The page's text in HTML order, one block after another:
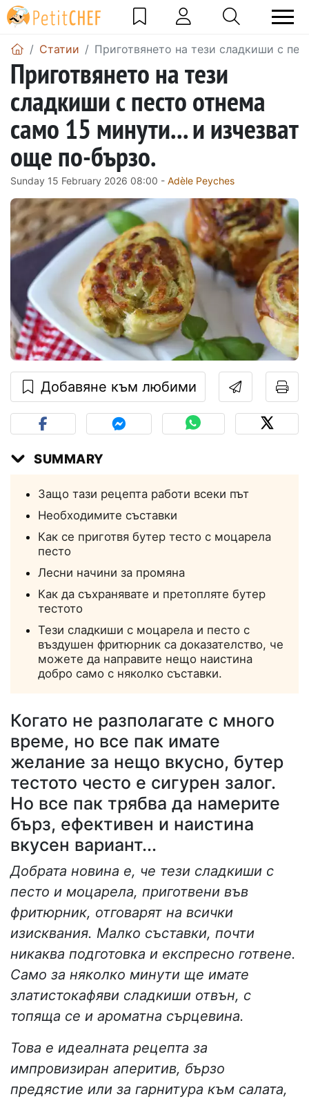
Статии Приготвянето на тези сладкиши с
Приготвянето на тези
сладкиши с песто отнема
само 15 минути... и изчезват
още по-бързо.
Sunday 15 February 2026 08:00 - Adèle Peyches
Добавяне към любими
SUMMARY
Защо тази рецепта работи всеки път
Необходимите съставки
Как се приготвя бутер тесто с моцарела
песто
Лесни начини за промяна
Как да съхранявате и претопляте бутер
тестото
Тези сладкиши с моцарела и песто с
въздушен фритюрник са доказателство, че
можете да направите нещо наистина
добро само с няколко съставки.
Когато не разполагате с много
време, но все пак имате
желание за нещо вкусно, бутер
тестото често е сигурен залог.
Но все пак трябва да намерите
бърз, ефективен и наистина
вкусен вариант...
Добрата новина е, че тези сладкиши с
песто и моцарела, приготвени във
фритюрник, отговарят на всички
изисквания. Малко съставки, почти
никаква подготовка и експресно готвене.
Само за няколко минути ще имате
златистокафяви сладкиши отвън, с
топяща се и ароматна сърцевина.
Това е идеалната рецепта за
импровизиран аперитив, бързо
предястие или за гарнитура към салата,